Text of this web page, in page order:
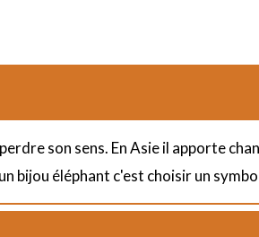
son sens. En Asie il apporte
bijou éléphant c'est choisir un